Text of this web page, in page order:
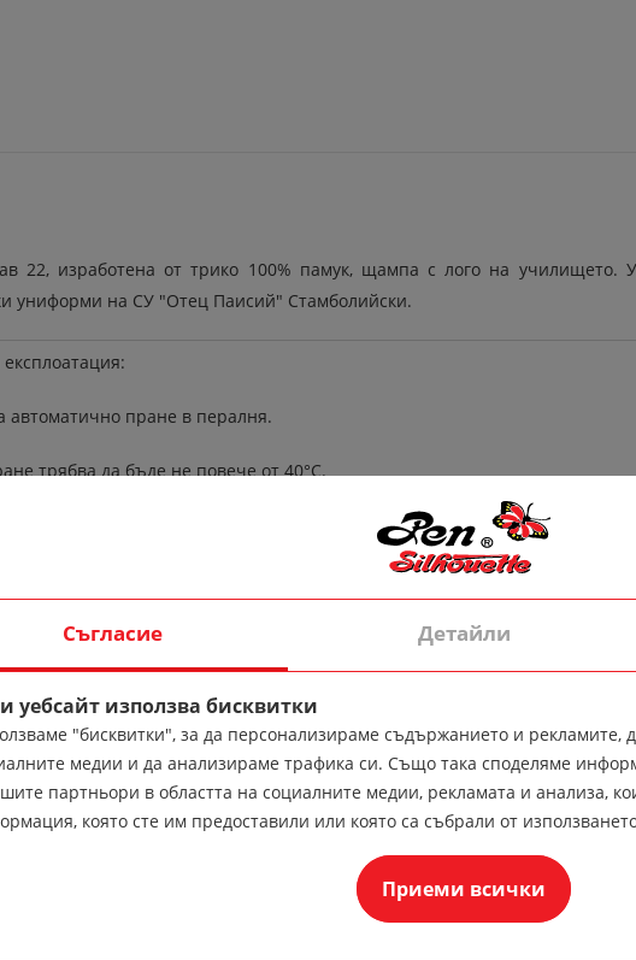
22, изработена от трико 100% памук, щампа с лого на училището.
униформи на СУ "Отец Паисий" Стамболийски.
автоматично пране в пералня.
трябва да бъде не повече от 40°C.
до 110°C.
чистене.
поддръжка важат за стандартната изработка. Ако продуктът бъде
Съгласие Детайли
уебсайт използва бисквитки
"бисквитки", за да персонализираме съдържанието и рекламите,
медии и да анализираме трафика си. Също така споделяме
партньори в областта на социалните медии, рекламата и анализа,
която сте им предоставили или която са събрали от
Приеми всички